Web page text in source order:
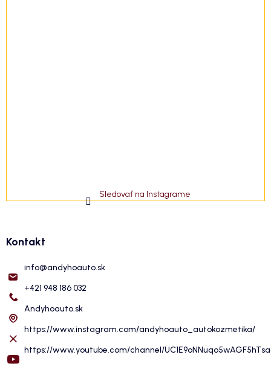
Sledovať na Instagrame
Kontakt
info@andyhoauto.sk
+421 948 186 032
Andyhoauto.sk
https://www.instagram.com/andyhoauto_autokozmetika/
https://www.youtube.com/channel/